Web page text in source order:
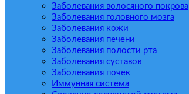
Заболевания волосяного покрова
Заболевания головного мозга
Заболевания кожи
Заболевания печени
Заболевания полости рта
Заболевания суставов
Заболевания почек
Иммунная система